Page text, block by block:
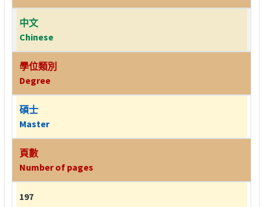
中文
Chinese
學位類別
Degree
碩士
Master
頁數
Number of pages
197